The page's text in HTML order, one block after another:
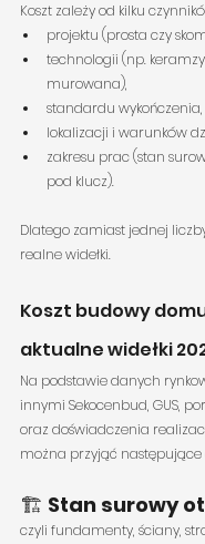
Koszt zależy od kilku
projektu (prosta czy
technologii (np.
murowana),
standardu wykończenia,
lokalizacji i warunków
zakresu prac (stan
pod klucz).
Dlatego zamiast jednej
realne widełki.
Koszt budowy domu
aktualne widełki
Na podstawie danych
innymi Sekocenbud, GUS,
oraz doświadczenia
można przyjąć następujące
🏗 Stan surowy
czyli fundamenty, ściany,